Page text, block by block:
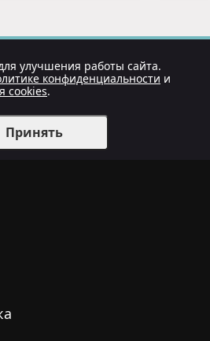
улучшения работы сайта.
конфиденциальности и
cookies.
Принять